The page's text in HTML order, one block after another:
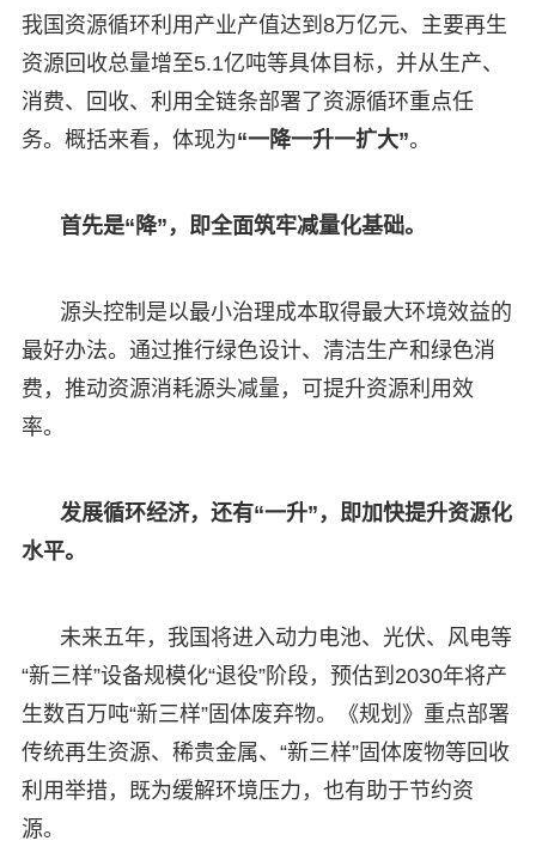
我国资源循环利用产业产值达到8万亿元、主要再生
资源回收总量增至5.1亿吨等具体目标，并从生产、
消费、回收、利用全链条部署了资源循环重点任
务。概括来看，体现为“一降一升一扩大”。
首先是“降”，即全面筑牢减量化基础。
源头控制是以最小治理成本取得最大环境效益的
最好办法。通过推行绿色设计、清洁生产和绿色消
费，推动资源消耗源头减量，可提升资源利用效
率。
发展循环经济，还有“一升”，即加快提升资源化
水平。
未来五年，我国将进入动力电池、光伏、风电等
“新三样”设备规模化“退役”阶段，预估到2030年将产
生数百万吨“新三样”固体废弃物。《规划》重点部署
传统再生资源、稀贵金属、“新三样”固体废物等回收
利用举措，既为缓解环境压力，也有助于节约资
源。